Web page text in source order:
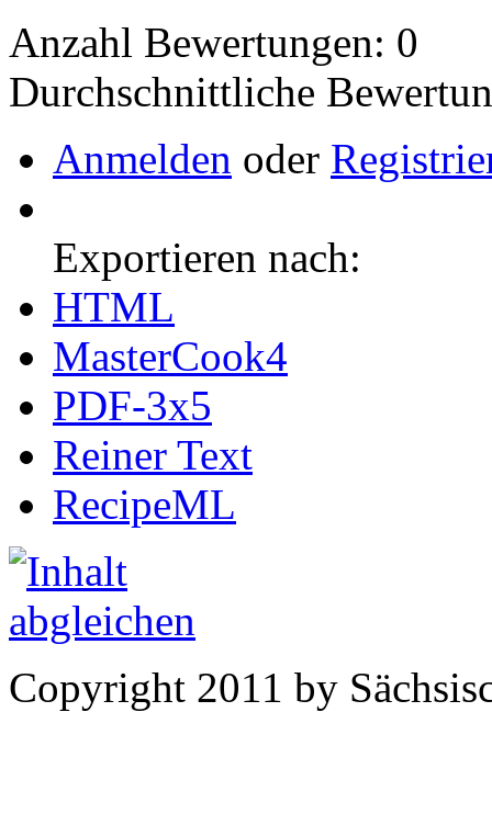
Anzahl Bewertungen: 0
Durchschnittliche
Anmelden oder
Exportieren nach:
HTML
MasterCook4
PDF-3x5
Reiner Text
RecipeML
Copyright 2011 by